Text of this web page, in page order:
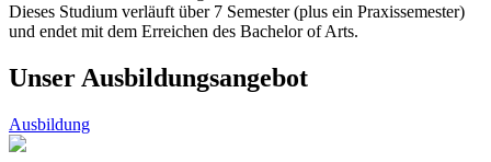
Dieses Studium verläuft über 7 Semester (plus ein Praxissemester)
und endet mit dem Erreichen des Bachelor of Arts.
Unser Ausbildungsangebot
Ausbildung